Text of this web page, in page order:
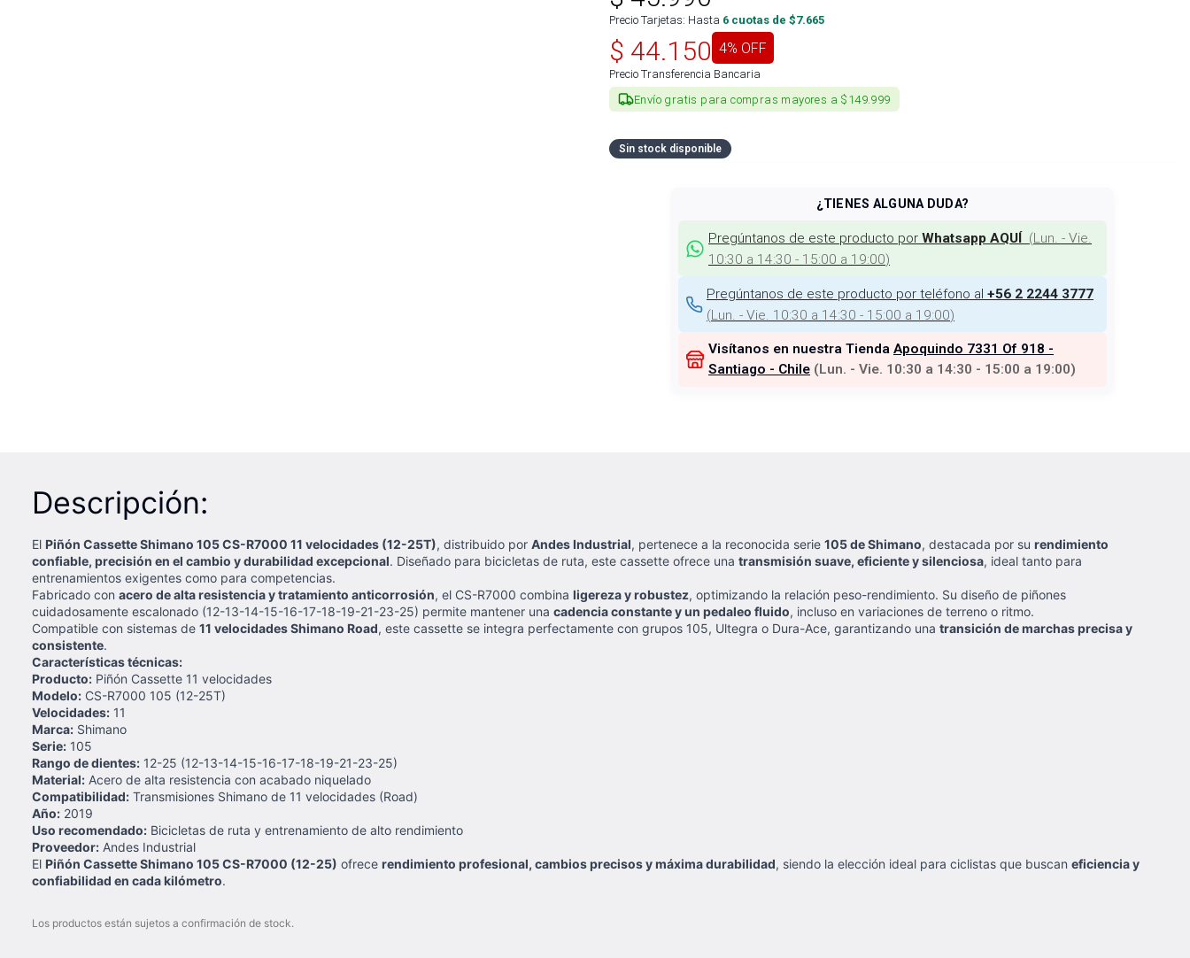
Precio Tarjetas: Hasta 6 cuotas de $7.665
$ 44.150 4% OFF
Precio Transferencia Bancaria
Envío gratis para compras mayores a $149.999
Sin stock disponible
¿TIENES ALGUNA DUDA?
Pregúntanos de este producto por Whatsapp AQUÍ (Lun. - Vie.
10:30 a 14:30 - 15:00 a 19:00)
Pregúntanos de este producto por teléfono al +56 2 2244 3777
(Lun. - Vie. 10:30 a 14:30 - 15:00 a 19:00)
Visítanos en nuestra Tienda Apoquindo 7331 Of 918 -
Santiago - Chile (Lun. - Vie. 10:30 a 14:30 - 15:00 a 19:00)
Descripción:
El Piñón Cassette Shimano 105 CS-R7000 11 velocidades (12-25T), distribuido por Andes Industrial, pertenece a la reconocida serie 105 de Shimano, destacada por su rendimiento
confiable, precisión en el cambio y durabilidad excepcional. Diseñado para bicicletas de ruta, este cassette ofrece una transmisión suave, eficiente y silenciosa, ideal tanto para
entrenamientos exigentes como para competencias.
Fabricado con acero de alta resistencia y tratamiento anticorrosión, el CS-R7000 combina ligereza y robustez, optimizando la relación peso-rendimiento. Su diseño de piñones
cuidadosamente escalonado (12-13-14-15-16-17-18-19-21-23-25) permite mantener una cadencia constante y un pedaleo fluido, incluso en variaciones de terreno o ritmo.
Compatible con sistemas de 11 velocidades Shimano Road, este cassette se integra perfectamente con grupos 105, Ultegra o Dura-Ace, garantizando una transición de marchas precisa y
consistente.
Características técnicas:
Producto: Piñón Cassette 11 velocidades
Modelo: CS-R7000 105 (12-25T)
Velocidades: 11
Marca: Shimano
Serie: 105
Rango de dientes: 12-25 (12-13-14-15-16-17-18-19-21-23-25)
Material: Acero de alta resistencia con acabado niquelado
Compatibilidad: Transmisiones Shimano de 11 velocidades (Road)
Año: 2019
Uso recomendado: Bicicletas de ruta y entrenamiento de alto rendimiento
Proveedor: Andes Industrial
El Piñón Cassette Shimano 105 CS-R7000 (12-25) ofrece rendimiento profesional, cambios precisos y máxima durabilidad, siendo la elección ideal para ciclistas que buscan eficiencia y
confiabilidad en cada kilómetro.
Los productos están sujetos a confirmación de stock.